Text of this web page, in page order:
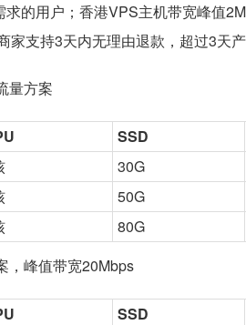
的用户；香港VPS主机带宽峰值
家支持3天内无理由退款，超过3天
量方案
SSD
30G
50G
80G
，峰值带宽20Mbps
SSD